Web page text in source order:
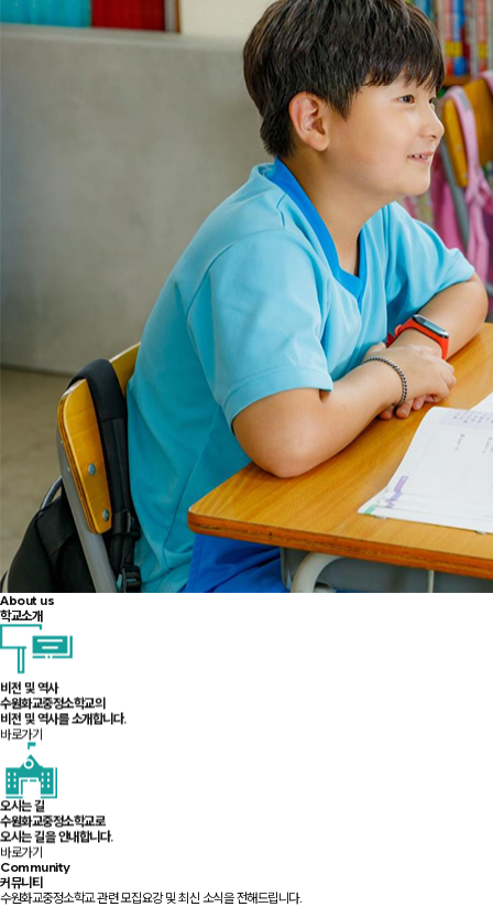
About us
학교소개
비전 및 역사
수원화교중정소학교의
비전 및 역사를 소개합니다.
바로가기
오시는 길
수원화교중정소학교로
오시는 길을 안내합니다.
바로가기
Community
커뮤니티
수원화교중정소학교 관련 모집요강 및 최신 소식을 전해드립니다.